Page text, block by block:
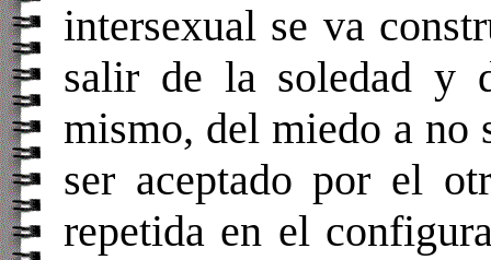
intersexual se va
salir de la soledad y
mismo, del miedo a no
ser aceptado por el
repetida en el